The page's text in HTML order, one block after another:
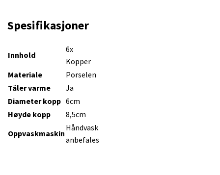
Spesifikasjoner
Innhold
6x
Kopper
Materiale
Porselen
Tåler varme
Ja
Diameter kopp 6cm
Høyde kopp
8,5cm
Oppvaskmaskin
Håndvask
anbefales